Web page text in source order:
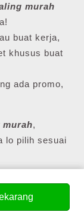
murah
buat kerja,
khusus buat
ada promo,
,
lo pilih sesuai
Murah